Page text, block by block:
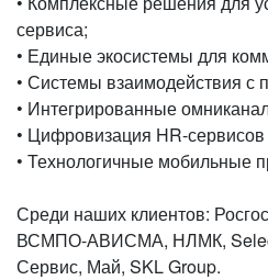
сервиса;
• Единые экосистемы для
• Системы взаимодействия с
• Интегрированные
• Цифровизация HR-
• Технологичные мобильные
Среди наших клиентов:
ВСМПО-АВИСМА, НЛМК,
Сервис, Май, SKL Group.